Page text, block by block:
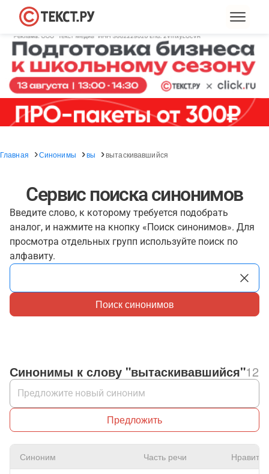
Главная Синонимы вы вытаскивавшийся
Сервис поиска синонимов
Введите слово, к которому требуется подобрать
аналог, и нажмите на кнопку «Поиск синонимов». Для
просмотра отдельных групп используйте поиск по
алфавиту.
Поиск синонимов
Синонимы к слову "вытаскивавшийся"12
Предложить
Синоним Часть речи Нравится